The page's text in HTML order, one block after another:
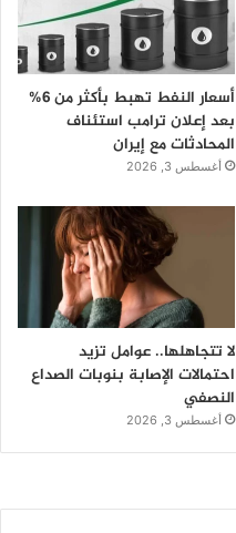
أسعار النفط تهبط بأكثر من 6%
بعد إعلان ترامب استئناف
المحادثات مع إيران
أغسطس 3, 2026
لا تتجاهلها.. عوامل تزيد
احتمالات الإصابة بنوبات الصداع
النصفي
أغسطس 3, 2026